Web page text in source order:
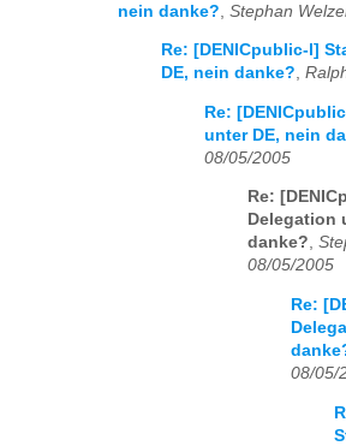
nein danke? Stephan
Re: [DENICpublic-l]
DE, nein danke?,
Re:
unter DE, nein
08/05/2005
Re:
Delegation
danke?,
08/05/2005
Re:
08/05/